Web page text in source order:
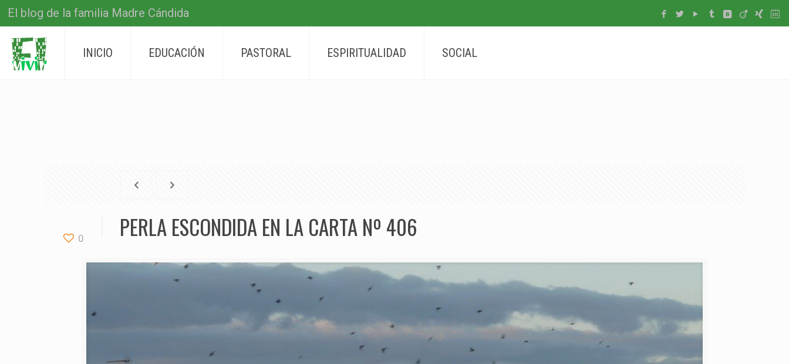
El blog de la familia Madre Cándida
INICIO EDUCACIÓN PASTORAL ESPIRITUALIDAD SOCIAL
0 PERLA ESCONDIDA EN LA CARTA Nº 406